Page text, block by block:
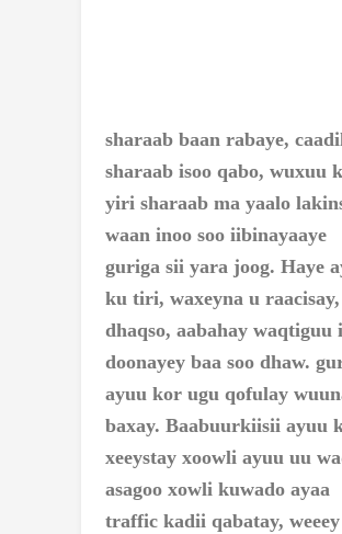
sharaab baan rabaye,
sharaab isoo qabo, wuxuu
yiri sharaab ma yaalo
waan inoo soo iibinayaaye
guriga sii yara joog. Haye
ku tiri, waxeyna u raacisay,
dhaqso, aabahay waqtiguu
doonayey baa soo dhaw.
ayuu kor ugu qofulay
baxay. Baabuurkiisii ayuu
xeeystay xoowli ayuu uu
asagoo xowli kuwado ayaa
traffic kadii qabatay,